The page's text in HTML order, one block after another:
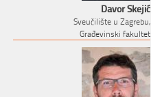
Davor Skejić
Sveučilište u Zagrebu,
Građevinski fakultet